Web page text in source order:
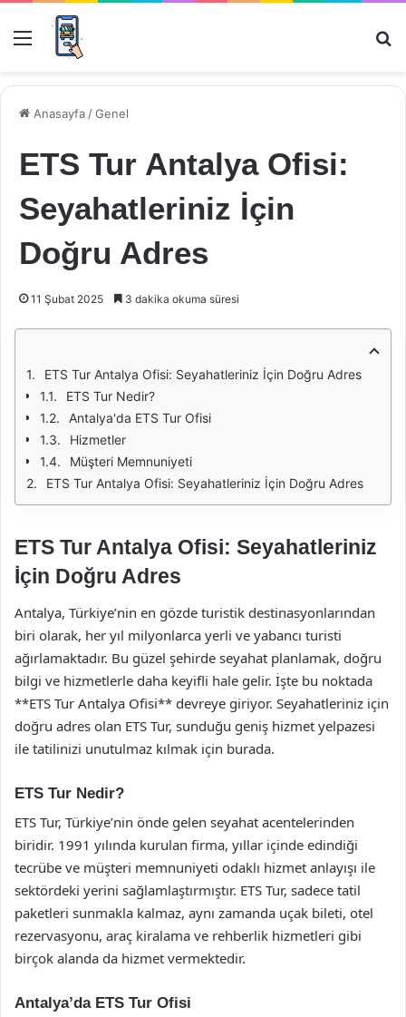
Menü
Anasayfa /Genel
ETS Tur Antalya Ofisi:
Seyahatleriniz İçin
Doğru Adres
11 Şubat 2025 3 dakika okuma süresi
ETS Tur Antalya Ofisi: Seyahatleriniz İçin Doğru Adres
ETS Tur Nedir?
Antalya'da ETS Tur Ofisi
Hizmetler
Müşteri Memnuniyeti
ETS Tur Antalya Ofisi: Seyahatleriniz İçin Doğru Adres
ETS Tur Antalya Ofisi: Seyahatleriniz
İçin Doğru Adres
Antalya, Türkiye’nin en gözde turistik destinasyonlarından
biri olarak, her yıl milyonlarca yerli ve yabancı turisti
ağırlamaktadır. Bu güzel şehirde seyahat planlamak, doğru
bilgi ve hizmetlerle daha keyifli hale gelir. İşte bu noktada
**ETS Tur Antalya Ofisi** devreye giriyor. Seyahatleriniz için
doğru adres olan ETS Tur, sunduğu geniş hizmet yelpazesi
ile tatilinizi unutulmaz kılmak için burada.
ETS Tur Nedir?
ETS Tur, Türkiye’nin önde gelen seyahat acentelerinden
biridir. 1991 yılında kurulan firma, yıllar içinde edindiği
tecrübe ve müşteri memnuniyeti odaklı hizmet anlayışı ile
sektördeki yerini sağlamlaştırmıştır. ETS Tur, sadece tatil
paketleri sunmakla kalmaz, aynı zamanda uçak bileti, otel
rezervasyonu, araç kiralama ve rehberlik hizmetleri gibi
birçok alanda da hizmet vermektedir.
Antalya’da ETS Tur Ofisi